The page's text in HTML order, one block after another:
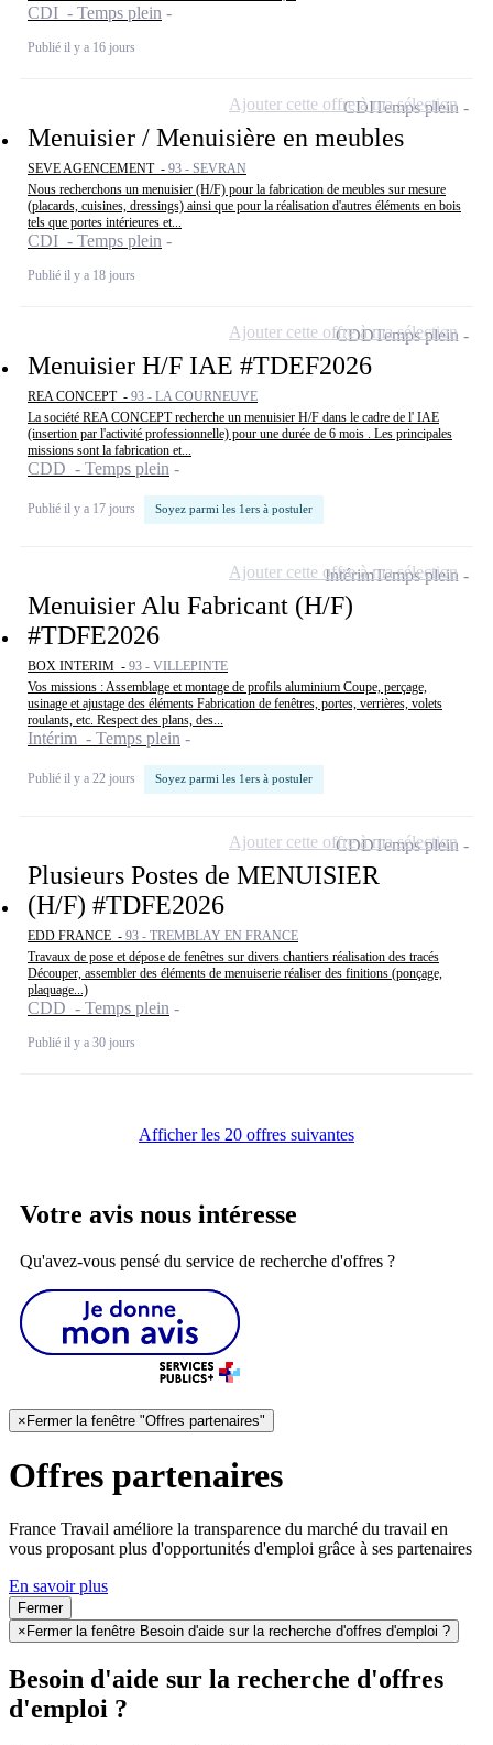
CDI - Temps plein
Publié il y a 16 jours
Menuisier / Menuisière en meubles
SEVE AGENCEMENT - 93 - SEVRAN
Nous recherchons un menuisier (H/F) pour la fabrication de meubles sur mesure
(placards, cuisines, dressings) ainsi que pour la réalisation d'autres éléments en bois
tels que portes intérieures et...
CDI - Temps plein
Publié il y a 18 jours
CDITemps plein
Ajouter cette offre à ma sélection
Menuisier H/F IAE #TDEF2026
REA CONCEPT - 93 - LA COURNEUVE
La société REA CONCEPT recherche un menuisier H/F dans le cadre de l' IAE
(insertion par l'activité professionnelle) pour une durée de 6 mois . Les principales
missions sont la fabrication et...
CDD - Temps plein
Publié il y a 17 jours Soyez parmi les 1ers à postuler
CDDTemps plein
Ajouter cette offre à ma sélection
Menuisier Alu Fabricant (H/F)
#TDFE2026
BOX INTERIM - 93 - VILLEPINTE
Vos missions : Assemblage et montage de profils aluminium Coupe, perçage,
usinage et ajustage des éléments Fabrication de fenêtres, portes, verrières, volets
roulants, etc. Respect des plans, des...
Intérim - Temps plein
Publié il y a 22 jours Soyez parmi les 1ers à postuler
IntérimTemps plein
Ajouter cette offre à ma sélection
Plusieurs Postes de MENUISIER
(H/F) #TDFE2026
EDD FRANCE - 93 - TREMBLAY EN FRANCE
Travaux de pose et dépose de fenêtres sur divers chantiers réalisation des tracés
Découper, assembler des éléments de menuiserie réaliser des finitions (ponçage,
plaquage...)
CDD - Temps plein
Publié il y a 30 jours
CDDTemps plein
Ajouter cette offre à ma sélection
Afficher les 20 offres suivantes
Votre avis nous intéresse
Qu'avez-vous pensé du service de recherche d'offres ?
×Fermer la fenêtre "Offres partenaires"
Offres partenaires
France Travail améliore la transparence du marché du travail en
vous proposant plus d'opportunités d'emploi grâce à ses partenaires
En savoir plus
Fermer
× Fermer la fenêtre Besoin d'aide sur la recherche d'offres d'emploi ?
Besoin d'aide sur la recherche d'offres
d'emploi ?